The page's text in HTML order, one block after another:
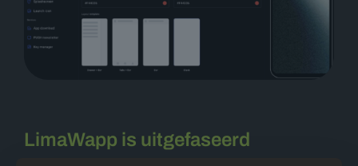
LimaWapp is uitgefaseerd